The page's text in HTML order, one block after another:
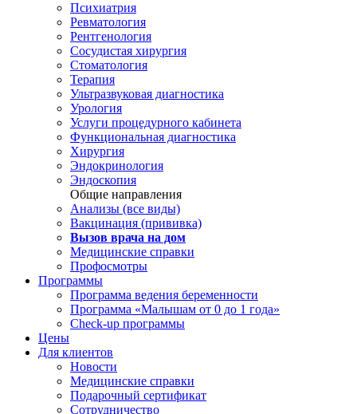
Психиатрия
Ревматология
Рентгенология
Сосудистая хирургия
Стоматология
Терапия
Ультразвуковая диагностика
Урология
Услуги процедурного кабинета
Функциональная диагностика
Хирургия
Эндокринология
Эндоскопия
Общие направления
Анализы (все виды)
Вакцинация (прививка)
Вызов врача на дом
Медицинские справки
Профосмотры
Программы
Программа ведения беременности
Программа «Малышам от 0 до 1 года»
Check-up программы
Цены
Для клиентов
Новости
Медицинские справки
Подарочный сертификат
Сотрудничество